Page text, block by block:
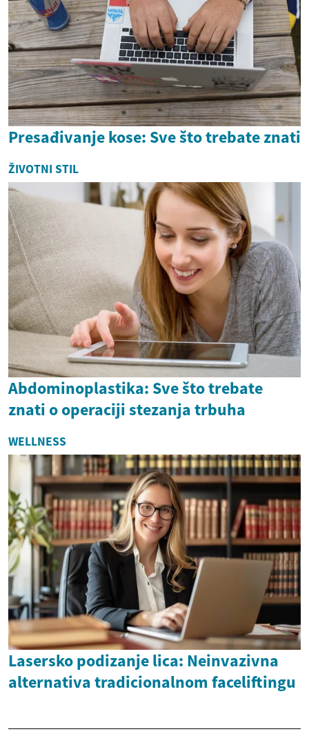
Presađivanje kose: Sve što trebate znati
ŽIVOTNI STIL
Abdominoplastika: Sve što trebate
znati o operaciji stezanja trbuha
WELLNESS
Lasersko podizanje lica: Neinvazivna
alternativa tradicionalnom faceliftingu